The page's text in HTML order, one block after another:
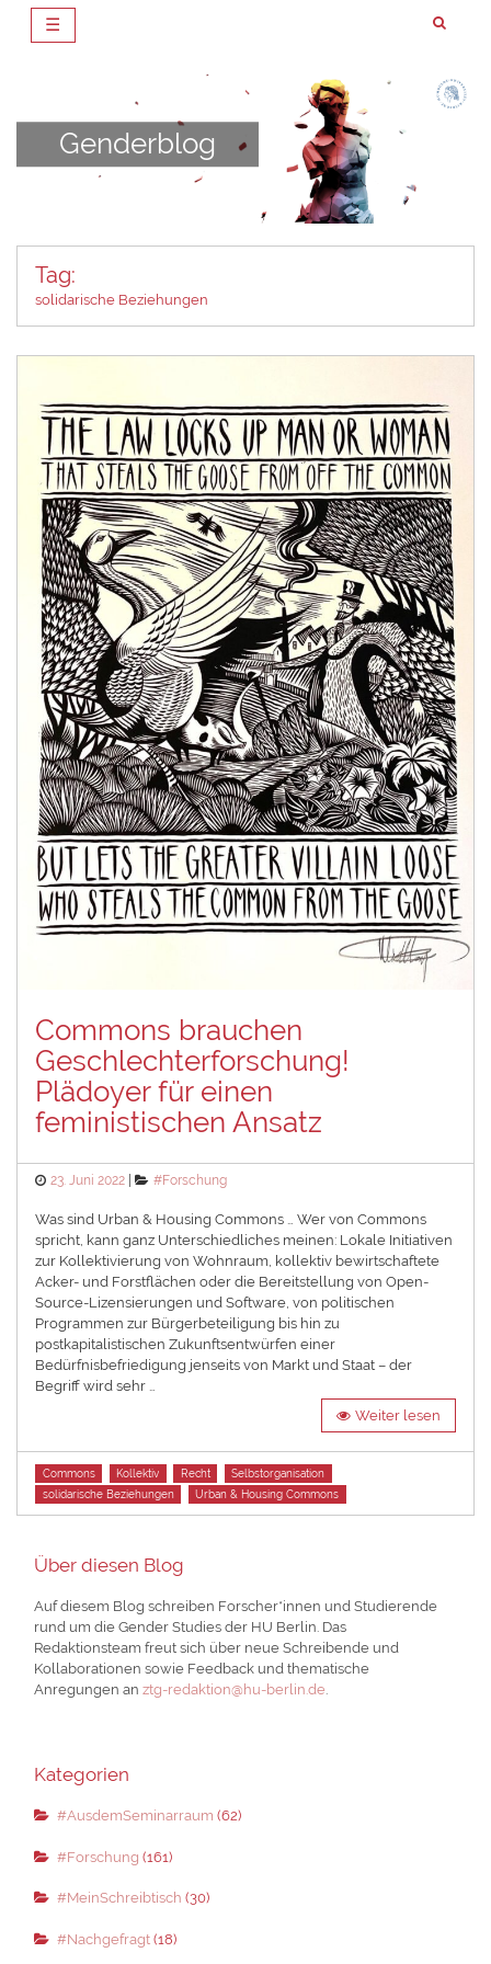
☰
Genderblog
Tag:
solidarische Beziehungen
Commons brauchen
Geschlechterforschung!
Plädoyer für einen
feministischen Ansatz
Posted
23. Juni 2022 Categories
#Forschung
Was sind Urban & Housing Commons … Wer von Commons
spricht, kann ganz Unterschiedliches meinen: Lokale Initiativen
zur Kollektivierung von Wohnraum, kollektiv bewirtschaftete
Acker- und Forstflächen oder die Bereitstellung von Open-
Source-Lizensierungen und Software, von politischen
Programmen zur Bürgerbeteiligung bis hin zu
postkapitalistischen Zukunftsentwürfen einer
Bedürfnisbefriedigung jenseits von Markt und Staat – der
Begriff wird sehr …
Weiter lesen
Tags
Commons Kollektiv Recht
Selbstorganisation
solidarische Beziehungen
Urban & Housing Commons
Über diesen Blog
Auf diesem Blog schreiben Forscher*innen und Studierende
rund um die Gender Studies der HU Berlin. Das
Redaktionsteam freut sich über neue Schreibende und
Kollaborationen sowie Feedback und thematische
Anregungen anztg-redaktion@hu-berlin.de.
Kategorien
#AusdemSeminarraum (62)
#Forschung (161)
#MeinSchreibtisch (30)
#Nachgefragt(18)